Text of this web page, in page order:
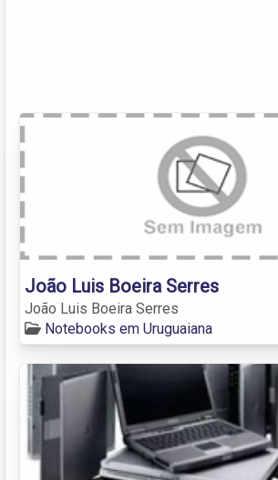
João Luis Boeira Serres
João Luis Boeira Serres
Notebooks em Uruguaiana